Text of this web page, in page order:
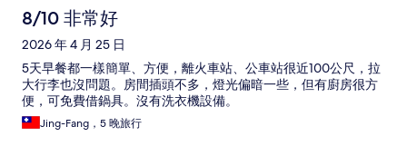
論
8/10 非常好
2026 年 4 月 25 日
5天早餐都一樣簡單、方便，離火車站、公車站很近100公尺，拉
大行李也沒問題。房間插頭不多，燈光偏暗一些，但有廚房很方
便，可免費借鍋具。沒有洗衣機設備。
Jing-Fang，5 晚旅行